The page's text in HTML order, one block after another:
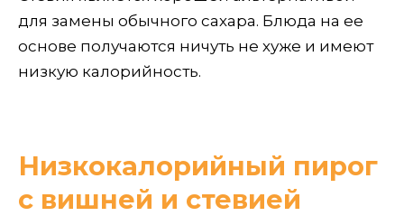
для замены обычного сахара. Блюда на ее
основе получаются ничуть не хуже и имеют
низкую калорийность.
Низкокалорийный пирог
с вишней и стевией